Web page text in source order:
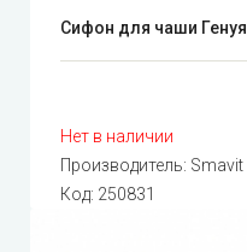
Сифон для чаши Генуя
Нет в наличии
Производитель: Smavit
Код: 250831